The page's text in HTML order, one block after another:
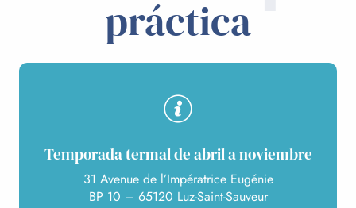
práctica
Temporada termal de abril a noviembre
31 Avenue de l’Impératrice Eugénie
BP 10 – 65120 Luz-Saint-Sauveur